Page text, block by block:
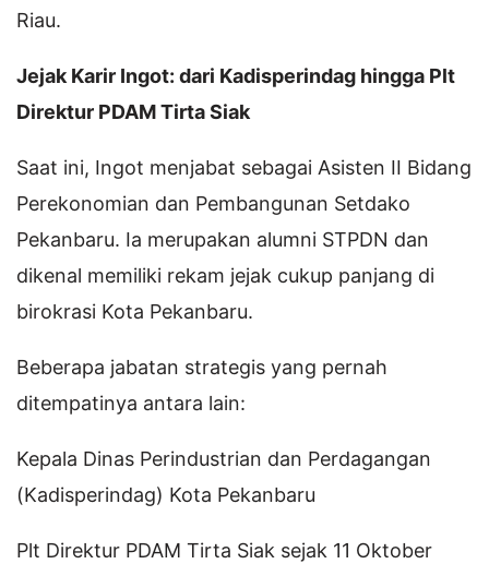
Riau.
Jejak Karir Ingot: dari Kadisperindag hingga Plt
Direktur PDAM Tirta Siak
Saat ini, Ingot menjabat sebagai Asisten II Bidang
Perekonomian dan Pembangunan Setdako
Pekanbaru. Ia merupakan alumni STPDN dan
dikenal memiliki rekam jejak cukup panjang di
birokrasi Kota Pekanbaru.
Beberapa jabatan strategis yang pernah
ditempatinya antara lain:
Kepala Dinas Perindustrian dan Perdagangan
(Kadisperindag) Kota Pekanbaru
Plt Direktur PDAM Tirta Siak sejak 11 Oktober